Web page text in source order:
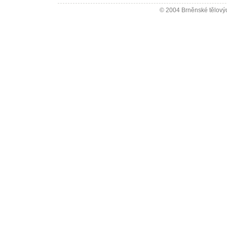
© 2004 Brněnské